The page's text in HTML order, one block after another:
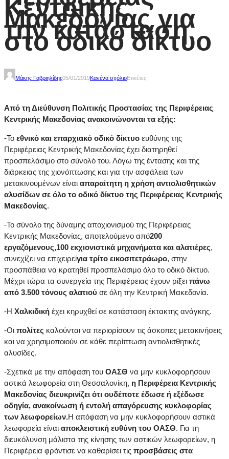
Κεντρικής
Μακεδονίας για
την κατάσταση
στο οδικό δίκτυο
Μάκης Γαβριηλίδης05/01/2019Κανένα σχόλιοΕτικέτες
Από τη Διεύθυνση Πολιτικής Προστασίας της Περιφέρειας
Κεντρικής Μακεδονίας ανακοινώνονται τα εξής:
-Το εθνικό και επαρχιακό οδικό δίκτυο ευθύνης της
Περιφέρειας Κεντρικής Μακεδονίας έχει διατηρηθεί
προσπελάσιμο στο σύνολό του. Λόγω της έντασης και της
διάρκειας της χιονόπτωσης και για την ασφάλεια των
μετακινουμένων είναι απαραίτητη η χρήση αντιολισθητικών
αλυσίδων σε όλο το οδικό δίκτυο της Περιφέρειας Κεντρικής
Μακεδονίας.
-Το σύνολο της δύναμης αποχιονισμού της Περιφέρειας
Κεντρικής Μακεδονίας, αποτελούμενο από200
εργαζόμενους,100 εκχιονιστικά μηχανήματα και αλατιέρες,
συνεχίζει να επιχειρείγια τρίτο εικοσιτετράωρο, στην
προσπάθεια να κρατηθεί προσπελάσιμο όλο το οδικό δίκτυο.
Μέχρι τώρα τα συνεργεία της Περιφέρειας έχουν ρίξει πάνω
από 3.500 τόνους αλατιού σε όλη την Κεντρική Μακεδονία.
-Η Χαλκιδική έχει κηρυχθεί σε κατάσταση έκτακτης ανάγκης.
-Οι πολίτες καλούνται να περιορίσουν τις άσκοπες μετακινήσεις
και να χρησιμοποιούν σε κάθε περίπτωση αντιολισθητικές
αλυσίδες.
-Σχετικά με την απόφαση του ΟΑΣΘ να μην κυκλοφορήσουν
αστικά λεωφορεία στη Θεσσαλονίκη, η Περιφέρεια Κεντρικής
Μακεδονίας διευκρινίζει ότι ουδέποτε έδωσε ή εξέδωσε
οδηγία, ανακοίνωση ή εντολή απαγόρευσης κυκλοφορίας
των λεωφορείων.Η απόφαση να μην κυκλοφορήσουν αστικά
λεωφορεία είναι αποκλειστική ευθύνη του ΟΑΣΘ. Για τη
διευκόλυνση μάλιστα της κίνησης των αστικών λεωφορείων, η
Περιφέρεια φρόντισε να καθαρίσει τις προσβάσεις στα